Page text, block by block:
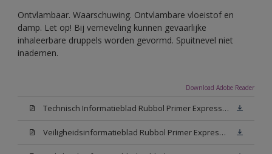
Ontvlambaar. Waarschuwing. Ontvlambare vloeistof en
damp. Let op! Bij verneveling kunnen gevaarlijke
inhaleerbare druppels worden gevormd. Spuitnevel niet
inademen.
Download Adobe Reader
Technisch Informatieblad Rubbol Primer Express (PDF)
Veiligheidsinformatieblad Rubbol Primer Express White (MSDS)